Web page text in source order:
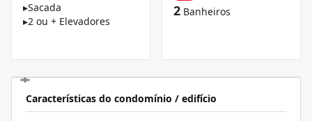
▸Sacada
▸2 ou + Elevadores
2 Banheiros
Características do condomínio / edifício